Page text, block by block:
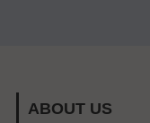
ABOUT US